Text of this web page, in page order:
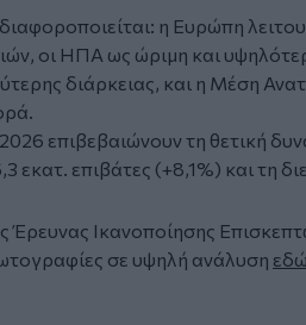
η Ευρώπη
οι ΗΠΑ ως ώριμη και
διάρκειας, και η Μέση
επιβεβαιώνουν τη θετική
εκατ. επιβάτες (+8,1%) και τη
Έρευνας Ικανοποίησης
σε υψηλή ανάλυση